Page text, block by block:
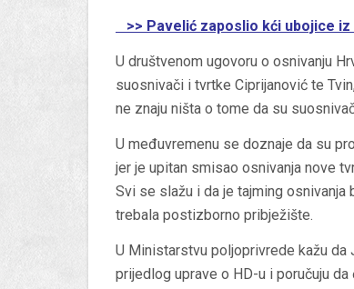
>> Pavelić zaposlio kći ubojice
U društvenom ugovoru o osnivanju
suosnivači i tvrtke Ciprijanović te
ne znaju ništa o tome da su
U međuvremenu se doznaje da su
jer je upitan smisao osnivanja nove
Svi se slažu i da je tajming
trebala postizborno pribježište.
U Ministarstvu poljoprivrede kažu da
prijedlog uprave o HD-u i poručuju